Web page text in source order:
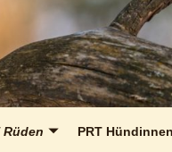
Rüden PRT Hündinnen